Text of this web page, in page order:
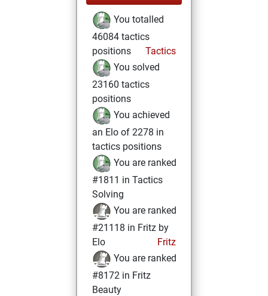
You totalled
46084 tactics
positions
Tactics
You solved
23160 tactics
positions
You achieved
an Elo of 2278 in
tactics positions
You are ranked
#1811 in Tactics
Solving
You are ranked
#21118 in Fritz by
Elo
Fritz
You are ranked
#8172 in Fritz
Beauty